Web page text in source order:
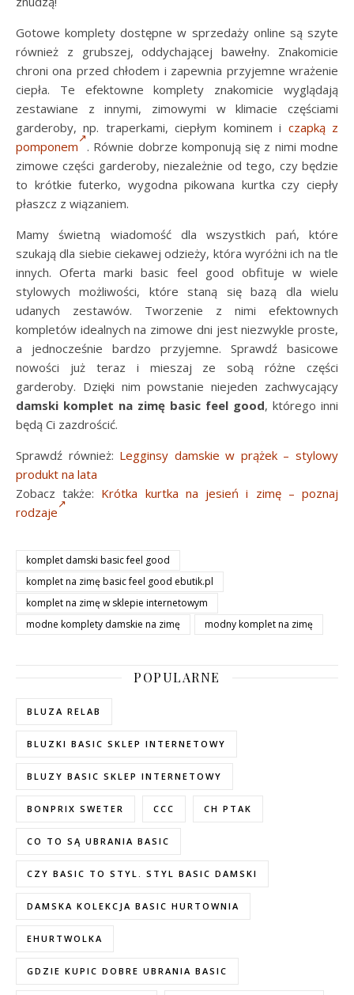
Gotowe komplety dostępne w sprzedaży online są szyte
również z grubszej, oddychającej bawełny. Znakomicie
chroni ona przed chłodem i zapewnia przyjemne wrażenie
ciepła. Te efektowne komplety znakomicie wyglądają
zestawiane z innymi, zimowymi w klimacie częściami
garderoby, np. traperkami, ciepłym kominem i czapką z
pomponem . Równie dobrze komponują się z nimi modne
zimowe części garderoby, niezależnie od tego, czy będzie
to krótkie futerko, wygodna pikowana kurtka czy ciepły
płaszcz z wiązaniem.
Mamy świetną wiadomość dla wszystkich pań, które
szukają dla siebie ciekawej odzieży, która wyróżni ich na tle
innych. Oferta marki basic feel good obfituje w wiele
stylowych możliwości, które staną się bazą dla wielu
udanych zestawów. Tworzenie z nimi efektownych
kompletów idealnych na zimowe dni jest niezwykle proste,
a jednocześnie bardzo przyjemne. Sprawdź basicowe
nowości już teraz i mieszaj ze sobą różne części
garderoby. Dzięki nim powstanie niejeden zachwycający
damski komplet na zimę basic feel good, którego inni
będą Ci zazdrościć.
Sprawdź również: Legginsy damskie w prążek – stylowy
produkt na lata
Zobacz także: Krótka kurtka na jesień i zimę – poznaj
rodzaje
komplet damski basic feel good
komplet na zimę basic feel good ebutik.pl
komplet na zimę w sklepie internetowym
modne komplety damskie na zimę
modny komplet na zimę
POPULARNE
BLUZA RELAB
BLUZKI BASIC SKLEP INTERNETOWY
BLUZY BASIC SKLEP INTERNETOWY
BONPRIX SWETER CCC CH PTAK
CO TO SĄ UBRANIA BASIC
CZY BASIC TO STYL. STYL BASIC DAMSKI
DAMSKA KOLEKCJA BASIC HURTOWNIA
EHURTWOLKA
GDZIE KUPIC DOBRE UBRANIA BASIC